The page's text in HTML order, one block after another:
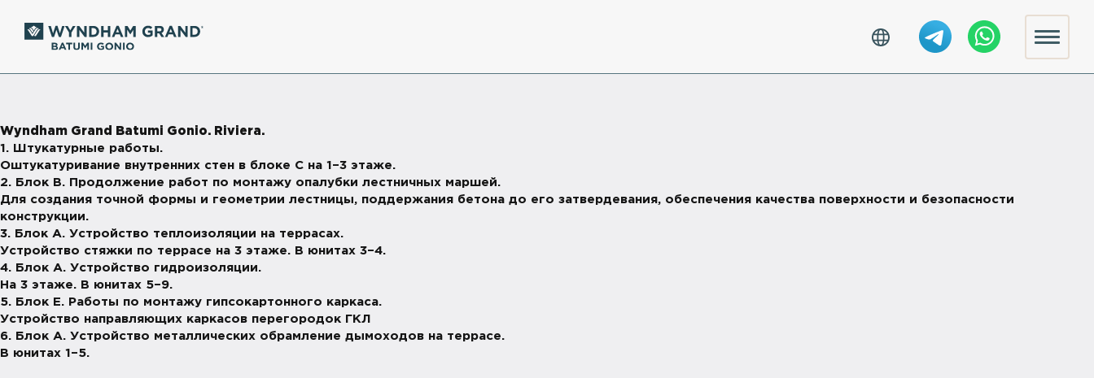
Wyndham Grand Batumi Gonio. Riviera.
1. Штукатурные работы.
Оштукатуривание внутренних стен в блоке С на 1–3 этаже.
2. Блок В. Продолжение работ по монтажу опалубки лестничных маршей.
Для создания точной формы и геометрии лестницы, поддержания бетона до его затвердевания, обеспечения качества поверхности и безопасности
конструкции.
3. Блок А. Устройство теплоизоляции на террасах.
Устройство стяжки по террасе на 3 этаже. В юнитах 3–4.
4. Блок А. Устройство гидроизоляции.
На 3 этаже. В юнитах 5–9.
5. Блок Е. Работы по монтажу гипсокартонного каркаса.
Устройство направляющих каркасов перегородок ГКЛ
6. Блок А. Устройство металлических обрамление дымоходов на террасе.
В юнитах 1–5.